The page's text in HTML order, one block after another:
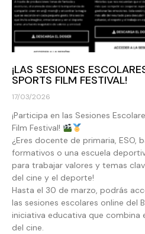
¡LAS SESIONES
SPORTS FILM FESTIVAL!
17/03/2026
¡Participa en las Sesiones
Film Festival!
¿Eres docente de primaria, ESO,
formativos o una escuela
para trabajar valores y temas
del cine y el deporte!
Hasta el 30 de marzo, podrás
las sesiones escolares online del
iniciativa educativa que combina
del cine.